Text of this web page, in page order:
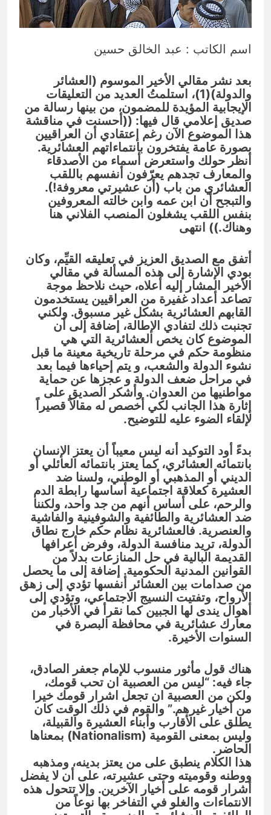
15 ساعة Ago
لوحة النشوة / راي الفلسفة
15 ساعة Ago
اسم الكاتب : عبد الخالق حسين
بعد نشر مقالي الأخير الموسوم (العشائر
والدولة)(1)، استلمتُ العديد من التعليقات
الإيجابية المؤيدة للمضمون، من بينها رسالة من
صديق إعلامي قال فيها: ((أحسنت في مناقشة
هذا الموضوع الآن رغم إعتقادي أن العراقيين
بصورة عامة يفتخرون بانتماءاتهم العشائرية.
أنظر حولك واستعرض أسماء من الأصدقاء
والمعارف تجدهم يعرّفون أنفسهم باللقب
العشائري من باب (أن عشيرتي معروفة!).
والتبجح أن ابن عمه وابن خالته المعروفين
بنفس اللقب يشغلون المنصب الفلاني هنا
وهناك.)) انتهى
أتفق مع الصديق العزيز في تعليقه القيِّم، وكان
بودي الإشارة إلى هذه المسألة في مقالي
الأخير المشار إليه أعلاه، حيث نلاحظ موجة
تصاعد أعداد غفيرة من العراقيين يستخدمون
القابهم العشائرية بشكل غير مسبوق. ولكني
تجنبت ذلك لتفادي الإطالة، إضافة إلى أن
الموضوع كان يخص العشائرية التي هي
منظومة حكم في مرحلة تاريخية معينة ما قبل
نشوء الدولة والشعب، و يتم إحياءها فيما بعد
في مراحل ضعف الدولة و عجزها عن حماية
مواطنيها من العدوان. وأشكر الصديق على
إثارة هذا الجانب لكي أخصص له مقالاً قصيراً
لإلقاء الضوء عليه للتوضيح.
بدءً أود التوكيد أنه ليس معيباً أن يعتز الإنسان
بانتمائه العشائري، كما يعتز بانتمائه العائلي أو
الديني أو المذهبي أو الوطني، ولسنا ضد
العشيرة كعلاقة اجتماعية أساسها رابطة الدم
والرحم، على أساس أنهم من جد واحد، ولكننا
ضد العشائرية والطائفية والشوفينية والفاشية
والعنصرية. فالعشائرية نظام حكم خارج نطاق
الدولة، تريد منافسة الدولة، وفرض أعرافها
القديمة البالية في حل المنازعات بدلاً من
القوانين المدنية الحكومية. إضافة إلى ما يحصل
من صدامات بين العشائر أنفسها تؤدي إلى زهق
الأرواح، وتفتيت النسيج الاجتماعي، وتؤدي إلى
أهوال يندى لها الجبين كما نقرأ في الأخبار من
معارك عشائرية في محافظة البصرة في
السنوات الأخيرة.
هناك قول مأثور منسوب للإمام جعفر الصادق،
جاء فيه: “ليس من العصبية ان تحب قومك،
ولكن من العصبية ان تجعل اشرار قومك خيرا
من أخيار غيرهم.” والقوم في ذلك الوقت كان
يطلق على الأقارب وأبناء العشيرة والقبيلة،
وليس بمعنى القومية (Nationalism) بمعناها
الحاضر.
هذا الكلام ينطبق على من يعتز بدينه، ومذهبه
ووطنه وقوميته وحتى عشيرته، على أن لا يفضل
أشرار قومه على أخيار الآخرين. وإلا تتحول هذه
الانتماءات والغلو في التفاخر بها نوعاً من